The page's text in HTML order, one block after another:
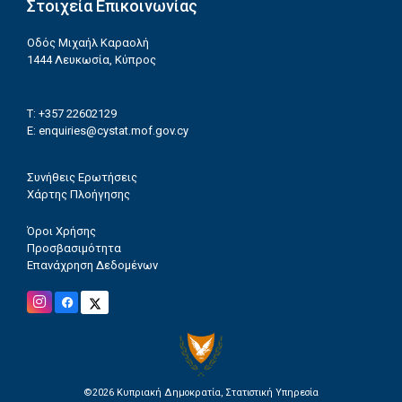
Στοιχεία Επικοινωνίας
Οδός Μιχαήλ Καραολή
1444 Λευκωσία, Κύπρος
T: +357 22602129
E: enquiries@cystat.mof.gov.cy
©2026 Κυπριακή Δημοκρατία, Στατιστική Υπηρεσία
Συνήθεις Ερωτήσεις
Χάρτης Πλοήγησης
Όροι Χρήσης
Προσβασιμότητα
Επανάχρηση Δεδομένων